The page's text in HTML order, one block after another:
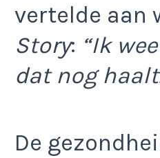
vertelde aan
Story: “Ik
dat nog
De